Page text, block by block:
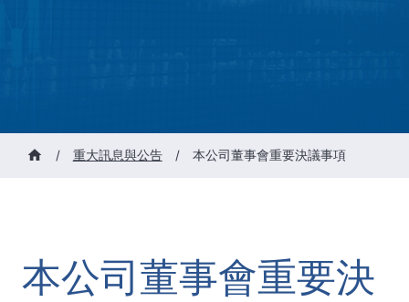
/ 重大訊息與公告 / 本公司董事會重要決議事項
本公司董事會重要決